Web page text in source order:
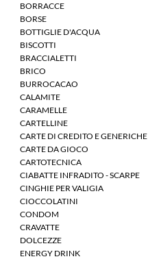
BORRACCE
BORSE
BOTTIGLIE D'ACQUA
BISCOTTI
BRACCIALETTI
BRICO
BURROCACAO
CALAMITE
CARAMELLE
CARTELLINE
CARTE DI CREDITO E GENERICHE
CARTE DA GIOCO
CARTOTECNICA
CIABATTE INFRADITO - SCARPE
CINGHIE PER VALIGIA
CIOCCOLATINI
CONDOM
CRAVATTE
DOLCEZZE
ENERGY DRINK